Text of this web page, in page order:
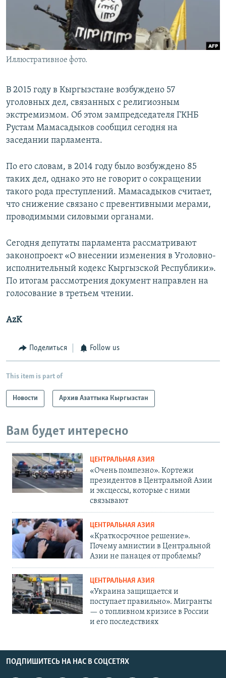
Иллюстративное фото.
В 2015 году в Кыргызстане возбуждено 57
уголовных дел, связанных с религиозным
экстремизмом. Об этом зампредседателя ГКНБ
Рустам Мамасадыков сообщил сегодня на
заседании парламента.
По его словам, в 2014 году было возбуждено 85
таких дел, однако это не говорит о сокращении
такого рода преступлений. Мамасадыков считает,
что снижение связано с превентивными мерами,
проводимыми силовыми органами.
Сегодня депутаты парламента рассматривают
законопроект «О внесении изменения в Уголовно-
исполнительный кодекс Кыргызской Республики».
По итогам рассмотрения документ направлен на
голосование в третьем чтении.
AzK
Поделиться Follow us
This item is part of
Новости Архив Азаттыка Кыргызстан
Вам будет интересно
ЦЕНТРАЛЬНАЯ АЗИЯ
«Очень помпезно». Кортежи
президентов в Центральной Азии
и эксцессы, которые с ними
связывают
ЦЕНТРАЛЬНАЯ АЗИЯ
«Краткосрочное решение».
Почему амнистии в Центральной
Азии не панацея от проблемы?
ЦЕНТРАЛЬНАЯ АЗИЯ
«Украина защищается и
поступает правильно». Мигранты
— о топливном кризисе в России
и его последствиях
ПОДПИШИТЕСЬ НА НАС В СОЦСЕТЯХ